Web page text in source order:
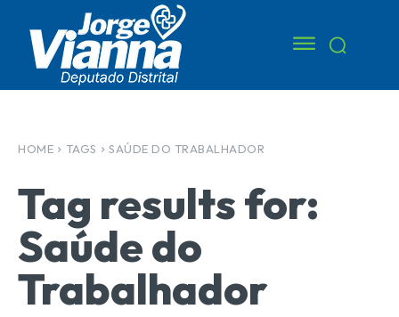
HOME TAGS SAÚDE DO TRABALHADOR
Tag results for:
Saúde do
Trabalhador